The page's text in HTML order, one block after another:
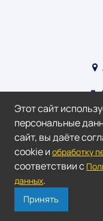
Мы
Этот сайт
персональные
сайт, вы даёте
cookie и обработку
соответствии с
данных.
Принять